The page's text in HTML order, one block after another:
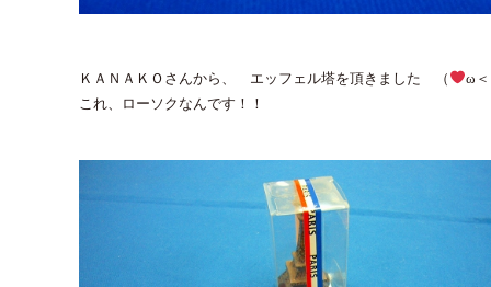
ＫＡＮＡＫＯさんから、 エッフェル塔を頂きました （
ω
これ、ローソクなんです！！